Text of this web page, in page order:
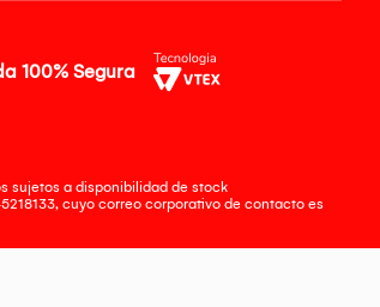
100% Segura
sujetos a disponibilidad de stock
cuyo correo corporativo de contacto es